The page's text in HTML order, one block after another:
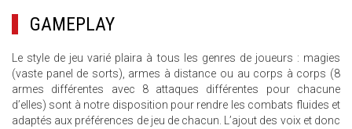
GAMEPLAY
Le style de jeu varié plaira à tous les genres de joueurs : magies
(vaste panel de sorts), armes à distance ou au corps à corps (8
armes différentes avec 8 attaques différentes pour chacune
d’elles) sont à notre disposition pour rendre les combats fluides et
adaptés aux préférences de jeu de chacun. L’ajout des voix et donc